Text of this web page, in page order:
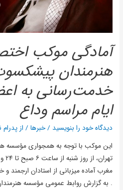
آمادگی موکب
هنرمندان
خدمت‌رسانی به
ایام مراسم وداع
دیدگاه‌ خود را بنویسید /خبرها / از
این موکب با توجه به همجواری مؤسسه
مغرب آماده میزبانی از استادان ارجمند
. به گزارش روابط عمومی مؤسسه